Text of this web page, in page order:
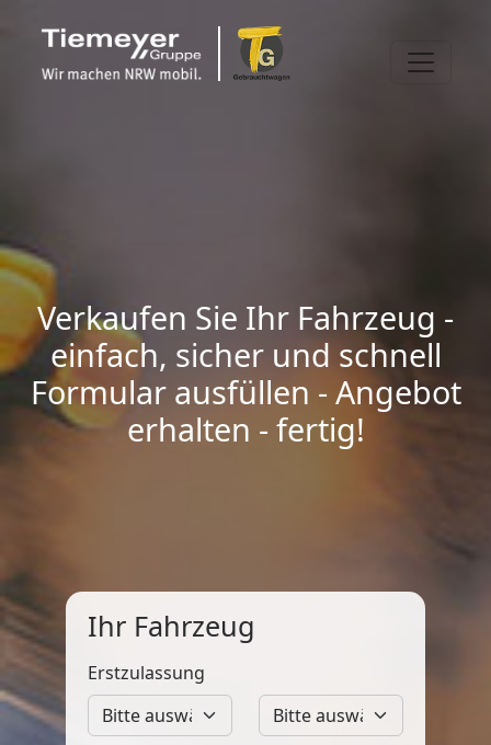
Verkaufen Sie Ihr Fahrzeug -
einfach, sicher und schnell
Formular ausfüllen - Angebot
erhalten - fertig!
Ihr Fahrzeug
Erstzulassung